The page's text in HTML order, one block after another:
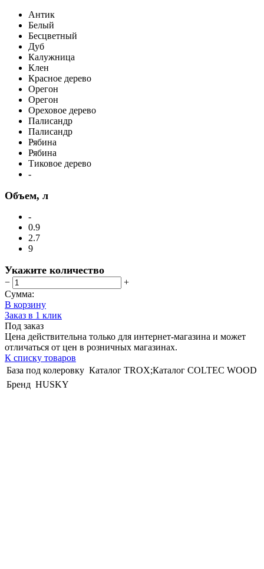
Антик
Белый
Бесцветный
Дуб
Калужница
Клен
Красное дерево
Орегон
Орегон
Ореховое дерево
Палисандр
Палисандр
Рябина
Рябина
Тиковое дерево
-
Объем, л
-
0.9
2.7
9
Укажите количество
−
+
Сумма:
В корзину
Заказ в 1 клик
Под заказ
Цена действительна только для интернет-магазина и может
отличаться от цен в розничных магазинах.
К списку товаров
База под колеровку Каталог TROX;Каталог COLTEC WOOD
Бренд HUSKY